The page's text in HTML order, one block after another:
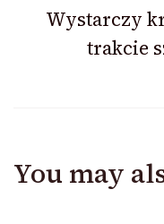
Wystarczy
trakcie
You may